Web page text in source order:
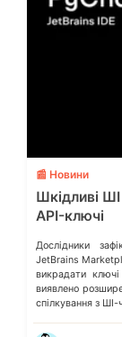
📰 Новини
Шкідливі
API-ключі
Дослідники
JetBrains
викрадати
виявлено
спілкування з